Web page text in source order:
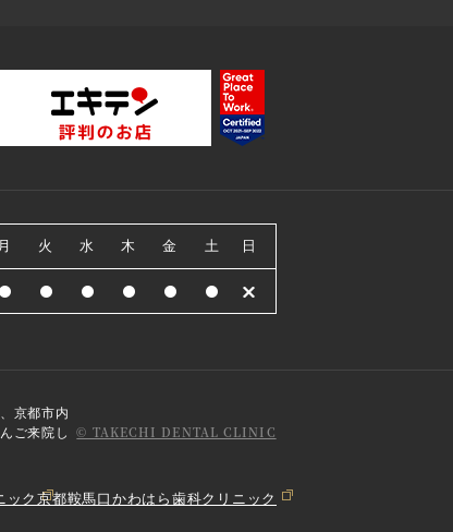
月 火 水 木 金 土 日
京都市内
ご来院し
© TAKECHI DENTAL CLINIC
ック京都鞍馬口かわはら歯科クリニック